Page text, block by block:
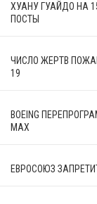
ХУАНУ ГУАЙДО НА
ПОСТЫ
ЧИСЛО ЖЕРТВ
19
BOEING
MAX
ЕВРОСОЮЗ